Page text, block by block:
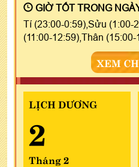
GIỜ TỐT TRONG
Tí (23:00-0:59),Sửu (1:00-
(11:00-12:59),Thân
XEM
LỊCH DƯƠNG
2
Tháng 2